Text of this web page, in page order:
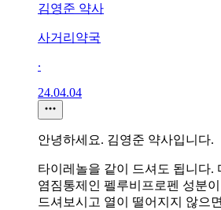
김영준 약사
사거리약국
∙
24.04.04
안녕하세요. 김영준 약사입니다.
타이레놀을 같이 드셔도 됩니다.
염짐통제인 펠루비프로펜 성분
드셔보시고 열이 떨어지지 않으